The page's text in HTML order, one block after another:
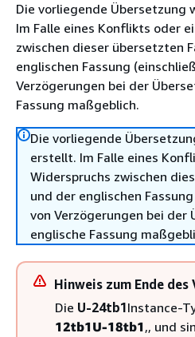
Die vorliegende Übersetzung
Im Falle eines Konflikts oder
zwischen dieser übersetzten
englischen Fassung
Verzögerungen bei der
Fassung maßgeblich.
Die vorliegende
erstellt. Im Falle eines
Widerspruchs zwischen
und der englischen
von Verzögerungen bei der
englische Fassung
Hinweis zum Ende des
Die U-24tb1Instance-
12tb1U-18tb1,, und